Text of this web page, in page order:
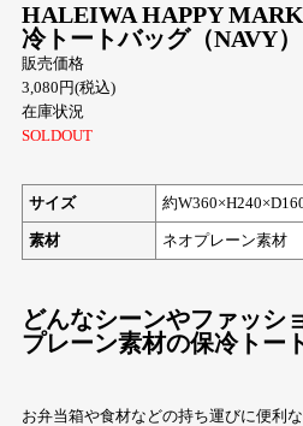
HALEIWA HAPPY
冷トートバッグ（NAVY）
販売価格
3,080円(税込)
在庫状況
SOLDOUT
サイズ 約
素材 ネオプレーン素材
どんなシーンやファッシ
プレーン素材の保冷トー
お弁当箱や食材などの持ち運びに便利